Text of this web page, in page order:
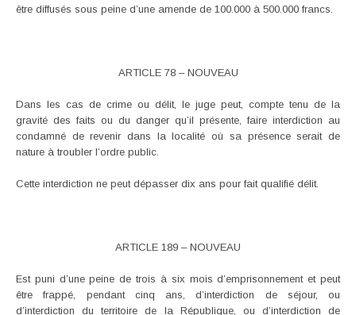
être diffusés sous peine d’une amende de 100.000 à 500.000 francs.
ARTICLE 78 – NOUVEAU
Dans les cas de crime ou délit, le juge peut, compte tenu de la
gravité des faits ou du danger qu’il présente, faire interdiction au
condamné de revenir dans la localité où sa présence serait de
nature à troubler l’ordre public.
Cette interdiction ne peut dépasser dix ans pour fait qualifié délit.
ARTICLE 189 – NOUVEAU
Est puni d’une peine de trois à six mois d’emprisonnement et peut
être frappé, pendant cinq ans, d’interdiction de séjour, ou
d’interdiction du territoire de la République, ou d’interdiction de